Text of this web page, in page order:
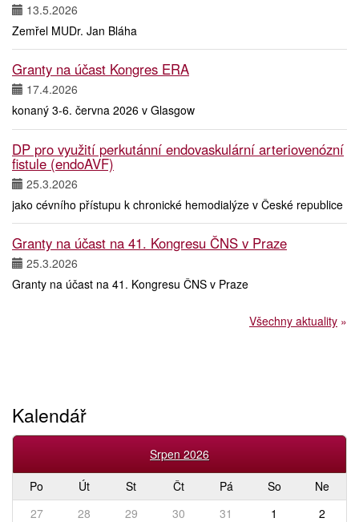
13.5.2026
Zemřel MUDr. Jan Bláha
Granty na účast Kongres ERA
17.4.2026
konaný 3-6. června 2026 v Glasgow
DP pro využití perkutánní endovaskulární arteriovenózní
fistule (endoAVF)
25.3.2026
jako cévního přístupu k chronické hemodialýze v České republice
Granty na účast na 41. Kongresu ČNS v Praze
25.3.2026
Granty na účast na 41. Kongresu ČNS v Praze
Všechny aktuality »
Kalendář
Srpen 2026
Po
Út St Čt Pá So
Ne
27
28 29 30 31 1
2